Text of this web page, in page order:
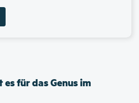
es für das Genus im